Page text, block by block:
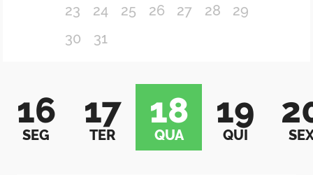
23
24 25 26 27 28
29
30
31
16
SEG
17
TER
18
QUA
19
QUI